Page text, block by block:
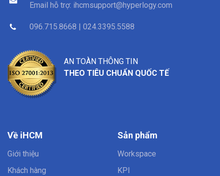
Về iHCM
Giới thiệu
Khách hàng
Sản phẩm
Workspace
KPI
AN TOÀN THÔNG TIN
THEO TIÊU CHUẨN QUỐC TẾ
Email hỗ trợ: ihcmsupport@hyperlogy.com
096.715.8668 | 024.3395.5588